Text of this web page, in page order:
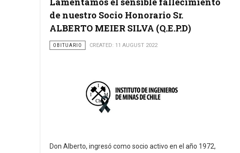
de nuestro Socio Honorario Sr.
ALBERTO MEIER SILVA (Q.E.P.D)
OBITUARIO CREATED: 11 AUGUST 2022
Don Alberto, ingresó como socio activo en el año 1972,